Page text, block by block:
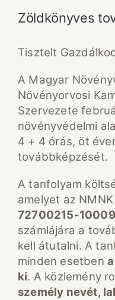
Zöldkönyves
Tisztelt
A Magyar
Növényorvosi
Szervezete
növényvédelmi
4 + 4 órás, öt
továbbképzését.
A tanfolyam
amelyet az
72700215-
számlájára a
kell átutalni. A
minden esetben
ki. A közlemény
személy nevét,